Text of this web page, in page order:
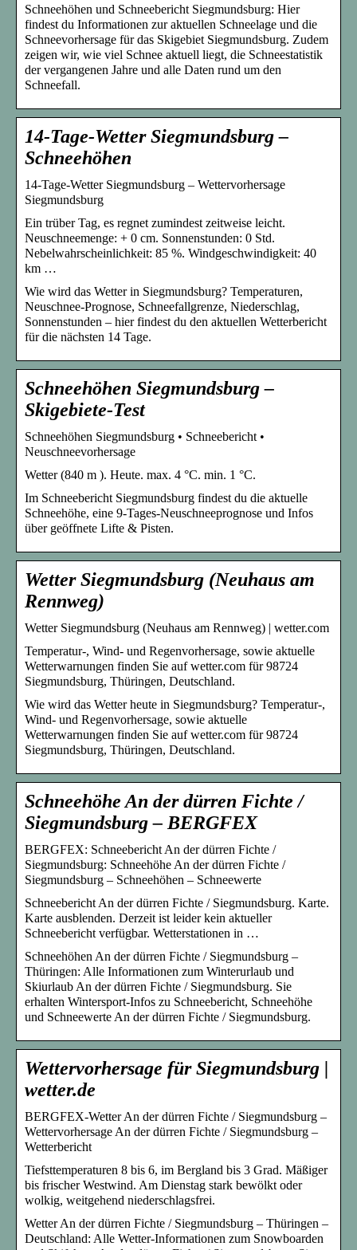
Schneehöhen und Schneebericht Siegmundsburg: Hier
findest du Informationen zur aktuellen Schneelage und die
Schneevorhersage für das Skigebiet Siegmundsburg. Zudem
zeigen wir, wie viel Schnee aktuell liegt, die Schneestatistik
der vergangenen Jahre und alle Daten rund um den
Schneefall.
14-Tage-Wetter Siegmundsburg –
Schneehöhen
14-Tage-Wetter Siegmundsburg – Wettervorhersage
Siegmundsburg
Ein trüber Tag, es regnet zumindest zeitweise leicht.
Neuschneemenge: + 0 cm. Sonnenstunden: 0 Std.
Nebelwahrscheinlichkeit: 85 %. Windgeschwindigkeit: 40
km …
Wie wird das Wetter in Siegmundsburg? Temperaturen,
Neuschnee-Prognose, Schneefallgrenze, Niederschlag,
Sonnenstunden – hier findest du den aktuellen Wetterbericht
für die nächsten 14 Tage.
Schneehöhen Siegmundsburg –
Skigebiete-Test
Schneehöhen Siegmundsburg • Schneebericht •
Neuschneevorhersage
Wetter (840 m ). Heute. max. 4 °C. min. 1 °C.
Im Schneebericht Siegmundsburg findest du die aktuelle
Schneehöhe, eine 9-Tages-Neuschneeprognose und Infos
über geöffnete Lifte & Pisten.
Wetter Siegmundsburg (Neuhaus am
Rennweg)
Wetter Siegmundsburg (Neuhaus am Rennweg) | wetter.com
Temperatur-, Wind- und Regenvorhersage, sowie aktuelle
Wetterwarnungen finden Sie auf wetter.com für 98724
Siegmundsburg, Thüringen, Deutschland.
Wie wird das Wetter heute in Siegmundsburg? Temperatur-,
Wind- und Regenvorhersage, sowie aktuelle
Wetterwarnungen finden Sie auf wetter.com für 98724
Siegmundsburg, Thüringen, Deutschland.
Schneehöhe An der dürren Fichte /
Siegmundsburg – BERGFEX
BERGFEX: Schneebericht An der dürren Fichte /
Siegmundsburg: Schneehöhe An der dürren Fichte /
Siegmundsburg – Schneehöhen – Schneewerte
Schneebericht An der dürren Fichte / Siegmundsburg. Karte.
Karte ausblenden. Derzeit ist leider kein aktueller
Schneebericht verfügbar. Wetterstationen in …
Schneehöhen An der dürren Fichte / Siegmundsburg –
Thüringen: Alle Informationen zum Winterurlaub und
Skiurlaub An der dürren Fichte / Siegmundsburg. Sie
erhalten Wintersport-Infos zu Schneebericht, Schneehöhe
und Schneewerte An der dürren Fichte / Siegmundsburg.
Wettervorhersage für Siegmundsburg |
wetter.de
BERGFEX-Wetter An der dürren Fichte / Siegmundsburg –
Wettervorhersage An der dürren Fichte / Siegmundsburg –
Wetterbericht
Tiefsttemperaturen 8 bis 6, im Bergland bis 3 Grad. Mäßiger
bis frischer Westwind. Am Dienstag stark bewölkt oder
wolkig, weitgehend niederschlagsfrei.
Wetter An der dürren Fichte / Siegmundsburg – Thüringen –
Deutschland: Alle Wetter-Informationen zum Snowboarden